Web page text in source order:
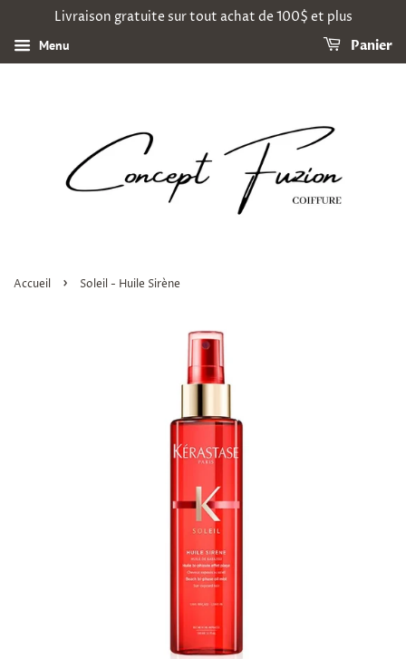
Livraison gratuite sur tout achat de 100$ et plus
Menu Panier
Accueil › Soleil - Huile Sirène